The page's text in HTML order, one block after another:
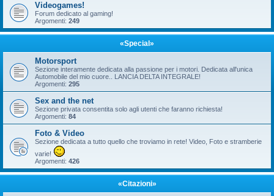
Videogames!
Forum dedicato al gaming!
Argomenti: 249
«Special»
Motorsport
Sezione interamente dedicata alla passione per i motori. Dedicata all'unica
Automobile del mio cuore.. LANCIA DELTA INTEGRALE!
Argomenti: 295
Sex and the net
Sezione privata consentita solo agli utenti che faranno richiesta!
Argomenti: 84
Foto & Video
Sezione dedicata a tutto quello che troviamo in rete! Video, Foto e stramberie
varie!
Argomenti: 426
«Citazioni»